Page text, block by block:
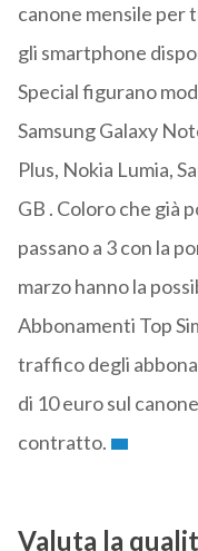
canone mensile per
gli smartphone
Special figurano
Samsung Galaxy
Plus, Nokia Lumia,
GB . Coloro che già
passano a 3 con la
marzo hanno la
Abbonamenti Top
traffico degli
di 10 euro sul
contratto.
Valuta la